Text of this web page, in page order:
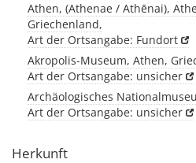
Athen, (Athenae / Athēnai),
Griechenland,
Art der Ortsangabe: Fundort
Akropolis-Museum, Athen,
Art der Ortsangabe: unsicher
Archäologisches
Art der Ortsangabe: unsicher
Herkunft